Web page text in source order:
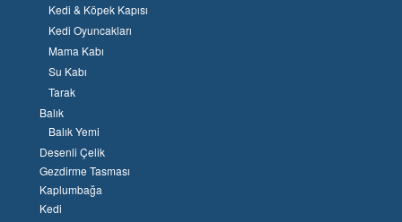
Kedi & Köpek Kapısı
Kedi Oyuncakları
Mama Kabı
Su Kabı
Tarak
Balık
Balık Yemi
Desenli Çelik
Gezdirme Tasması
Kaplumbağa
Kedi